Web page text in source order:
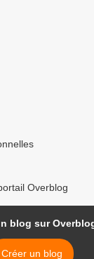
Overblog
blog sur
Créer un blog